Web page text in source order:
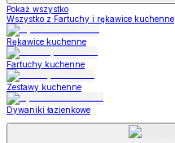
Pokaż wszystko
Wszystko z Fartuchy i rękawice kuchenne
Rękawice kuchenne
Fartuchy kuchenne
Zestawy kuchenne
Dywaniki łazienkowe